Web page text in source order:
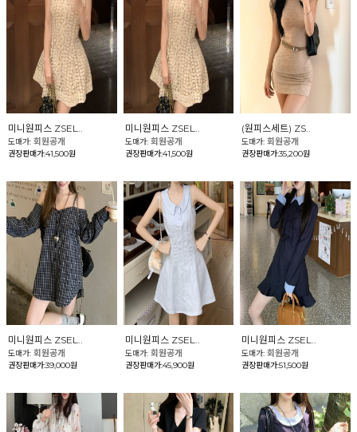
미니원피스 ZSEL..
도매가: 회원공개
권장판매가:41,500원
미니원피스 ZSEL..
도매가: 회원공개
권장판매가:41,500원
(원피스세트) ZS..
도매가:회원공개
권장판매가:35,200원
미니원피스 ZSEL..
도매가: 회원공개
권장판매가:39,000원
미니원피스 ZSEL..
도매가: 회원공개
권장판매가:45,900원
미니원피스 ZSEL..
도매가:회원공개
권장판매가:51,500원